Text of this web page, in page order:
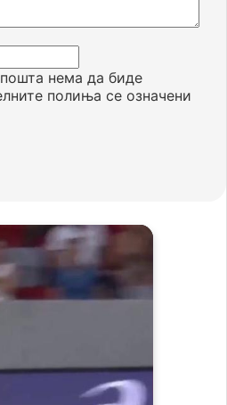
нема да биде
полиња се означени